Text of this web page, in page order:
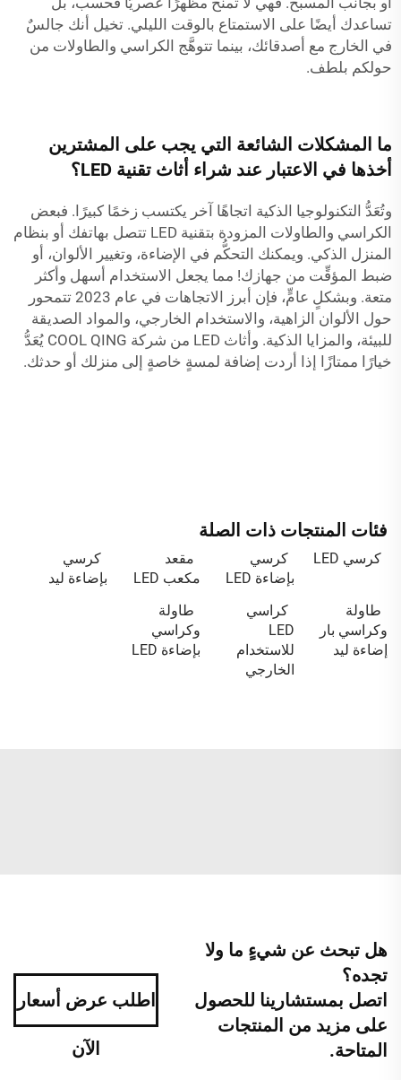
تساعدك أيضًا على الاستمتاع بالوقت الليلي. تخيل أنك جالسٌ
في الخارج مع أصدقائك، بينما تتوهَّج الكراسي والطاولات من
حولكم بلطف.
ما المشكلات الشائعة التي يجب على المشترين
أخذها في الاعتبار عند شراء أثاث تقنية LED؟
وتُعَدُّ التكنولوجيا الذكية اتجاهًا آخر يكتسب زخمًا كبيرًا. فبعض
الكراسي والطاولات المزودة بتقنية LED تتصل بهاتفك أو بنظام
المنزل الذكي. ويمكنك التحكُّم في الإضاءة، وتغيير الألوان، أو
ضبط المؤقِّت من جهازك! مما يجعل الاستخدام أسهل وأكثر
متعة. وبشكلٍ عامٍّ، فإن أبرز الاتجاهات في عام 2023 تتمحور
حول الألوان الزاهية، والاستخدام الخارجي، والمواد الصديقة
للبيئة، والمزايا الذكية. وأثاث LED من شركة COOL QING يُعَدُّ
خيارًا ممتازًا إذا أردت إضافة لمسةٍ خاصةٍ إلى منزلك أو حدثك.
فئات المنتجات ذات الصلة
كرسي LED
كرسي
بإضاءة LED
مقعد
مكعب LED
كرسي
بإضاءة ليد
طاولة
وكراسي بار
إضاءة ليد
كراسي
LED
للاستخدام
الخارجي
طاولة
وكراسي
بإضاءة LED
هل تبحث عن شيءٍ ما ولا
تجده؟
اتصل بمستشارينا للحصول
على مزيد من المنتجات
المتاحة.
اطلب عرض أسعار
الآن